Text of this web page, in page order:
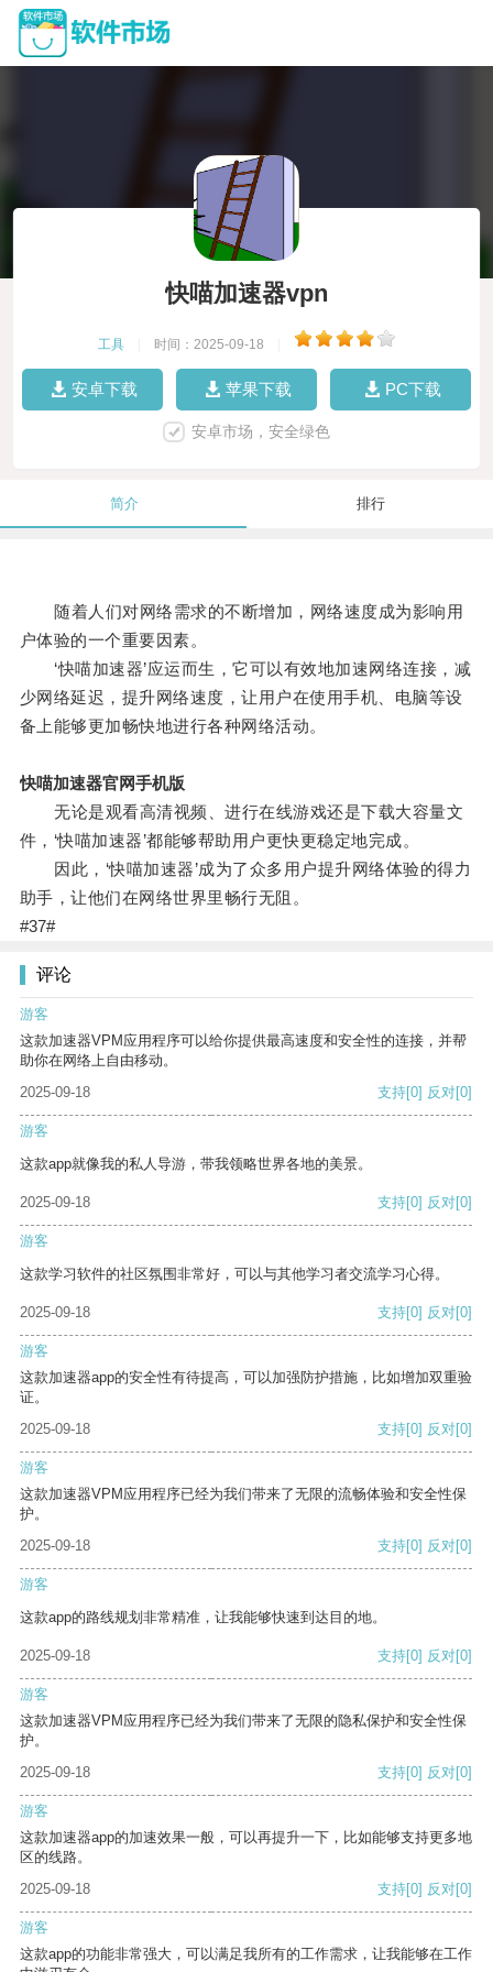
快喵加速器vpn
工具 时间：2025-09-18
安卓下载 苹果下载 PC下载
安卓市场，安全绿色
简介 排行
随着人们对网络需求的不断增加，网络速度成为影响用
户体验的一个重要因素。
‘快喵加速器’应运而生，它可以有效地加速网络连接，减
少网络延迟，提升网络速度，让用户在使用手机、电脑等设
备上能够更加畅快地进行各种网络活动。
快喵加速器官网手机版
无论是观看高清视频、进行在线游戏还是下载大容量文
件，‘快喵加速器’都能够帮助用户更快更稳定地完成。
因此，‘快喵加速器’成为了众多用户提升网络体验的得力
助手，让他们在网络世界里畅行无阻。
#37#
评论
游客
这款加速器VPM应用程序可以给你提供最高速度和安全性的连接，并帮
助你在网络上自由移动。
2025-09-18
支持[0] 反对[0]
游客
这款app就像我的私人导游，带我领略世界各地的美景。
2025-09-18 支持[0] 反对[0]
游客
这款学习软件的社区氛围非常好，可以与其他学习者交流学习心得。
2025-09-18 支持[0] 反对[0]
游客
这款加速器app的安全性有待提高，可以加强防护措施，比如增加双重验
证。
2025-09-18
支持[0] 反对[0]
游客
这款加速器VPM应用程序已经为我们带来了无限的流畅体验和安全性保
护。
2025-09-18
支持[0] 反对[0]
游客
这款app的路线规划非常精准，让我能够快速到达目的地。
2025-09-18 支持[0] 反对[0]
游客
这款加速器VPM应用程序已经为我们带来了无限的隐私保护和安全性保
护。
2025-09-18
支持[0] 反对[0]
游客
这款加速器app的加速效果一般，可以再提升一下，比如能够支持更多地
区的线路。
2025-09-18
支持[0] 反对[0]
游客
这款app的功能非常强大，可以满足我所有的工作需求，让我能够在工作